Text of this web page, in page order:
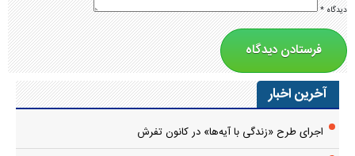
دیدگاه*
آخرین اخبار
اجرای طرح «زندگی با آیه‌ها» در کانون تفرش